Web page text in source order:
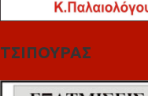
ΤΣΙΠΟΥΡΑΣ